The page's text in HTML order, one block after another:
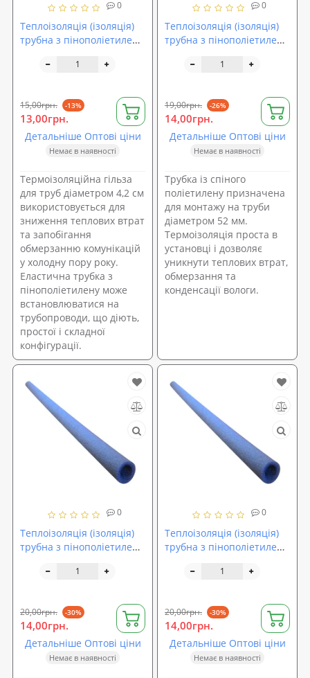
0
Теплоізоляція (ізоляція)
трубна з пінополіетилену
15,00грн. -13%
13,00грн.
Детальніше Оптові ціни
Немає в наявності
Термоізоляційна гільза
для труб діаметром 4,2 см
використовується для
зниження теплових втрат
та запобігання
обмерзанню комунікацій
у холодну пору року.
Еластична трубка з
пінополіетилену може
встановлюватися на
трубопроводи, що діють,
простої і складної
конфігурації.
0
Теплоізоляція (ізоляція)
трубна з пінополіетилену
19,00грн. -26%
14,00грн.
Детальніше Оптові ціни
Немає в наявності
Трубка із спіного
поліетилену призначена
для монтажу на труби
діаметром 52 мм.
Термоізоляція проста в
установці і дозволяє
уникнути теплових втрат,
обмерзання та
конденсації вологи.
0
Теплоізоляція (ізоляція)
трубна з пінополіетилену
20,00грн. -30%
14,00грн.
Детальніше Оптові ціни
Немає в наявності
0
Теплоізоляція (ізоляція)
трубна з пінополіетилену
20,00грн. -30%
14,00грн.
Детальніше Оптові ціни
Немає в наявності